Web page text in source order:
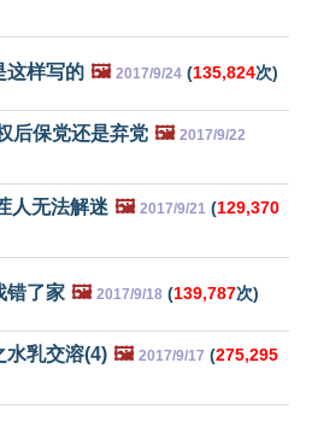
这样写的 🖼️ 2017/9/24 (135,824次)
后保党还是弃党 🖼️ 2017/9/22
人无法解迷 🖼️ 2017/9/21 (129,370
错了家 🖼️ 2017/9/18 (139,787次)
水乳交溶(4) 🖼️ 2017/9/17 (275,295